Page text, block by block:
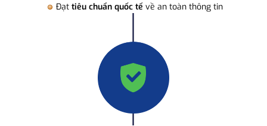
Đạt tiêu chuẩn quốc tế về an toàn thông tin